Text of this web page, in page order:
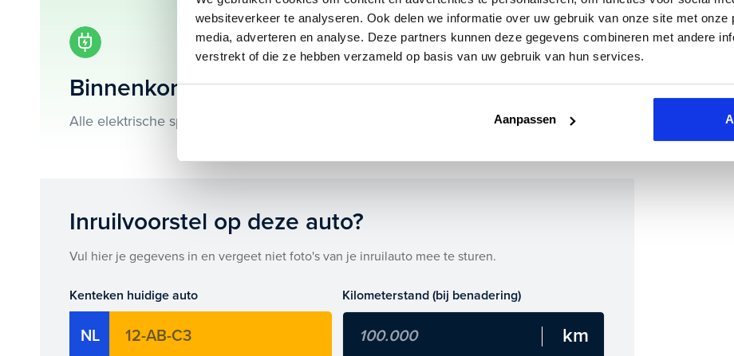
websiteverkeer te analyseren. Ook delen we informatie over uw gebruik van onze site met onze
media, adverteren en analyse. Deze partners kunnen deze gegevens combineren met andere
verstrekt of die ze hebben verzameld op basis van uw gebruik van hun services.
Aanpassen
Je koopt hem voor € 19.895,- maar je kan deze Fiat 500E ook bij ons financieren of leasen.
Maak snel een afspraak in de showroom of bestel hem direct online.
Binnenkort beschikbaar!
Alle elektrische specificaties van deze Fiat 500E zijn binnenkort beschikbaar.
Inruilvoorstel op deze auto?
Vul hier je gegevens in en vergeet niet foto's van je inruilauto mee te sturen.
Kenteken huidige auto
NL
Kilometerstand (bij benadering)